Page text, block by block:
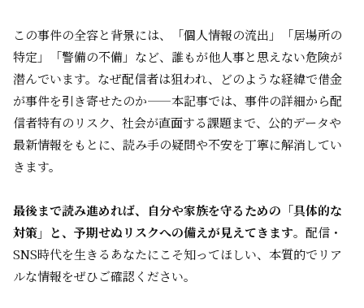
この事件の全容と背景には、「個人情報の流出」「居場所の
特定」「警備の不備」など、誰もが他人事と思えない危険が
潜んでいます。なぜ配信者は狙われ、どのような経緯で借金
が事件を引き寄せたのか——本記事では、事件の詳細から配
信者特有のリスク、社会が直面する課題まで、公的データや
最新情報をもとに、読み手の疑問や不安を丁寧に解消してい
きます。
最後まで読み進めれば、自分や家族を守るための「具体的な
対策」と、予期せぬリスクへの備えが見えてきます。配信・
SNS時代を生きるあなたにこそ知ってほしい、本質的でリア
ルな情報をぜひご確認ください。